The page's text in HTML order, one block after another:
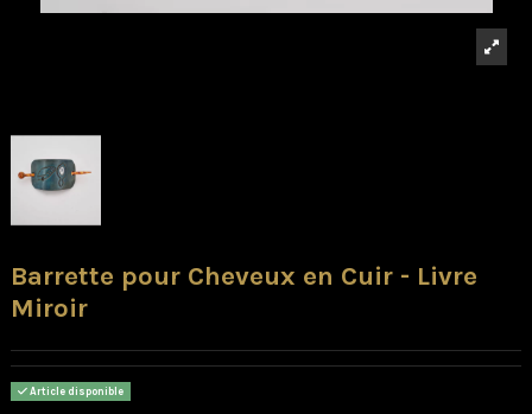
Barrette pour Cheveux en Cuir - Livre
Miroir
Article disponible